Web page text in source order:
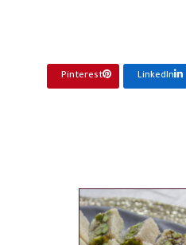
LinkedIn
Pinterest